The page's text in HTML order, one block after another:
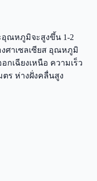
อุณหภูมิจะสูงขึ้น 1-2
ศาเซลเซียส อุณหภูมิ
กเฉียงเหนือ ความเร็ว
ตร ห่างฝั่งคลื่นสูง